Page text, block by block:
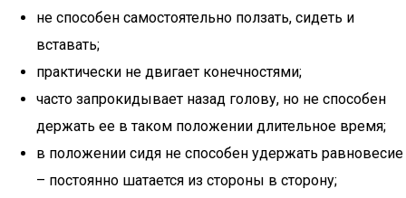
не способен самостоятельно ползать, сидеть и
вставать;
практически не двигает конечностями;
часто запрокидывает назад голову, но не способен
держать ее в таком положении длительное время;
в положении сидя не способен удержать равновесие
– постоянно шатается из стороны в сторону;